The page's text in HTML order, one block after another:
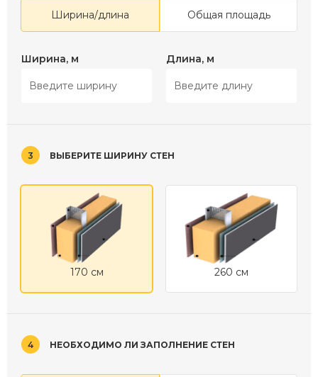
Ширина/длина Общая площадь
Ширина, м Длина, м
3 ВЫБЕРИТЕ ШИРИНУ СТЕН
170 см 260 см
4 НЕОБХОДИМО ЛИ ЗАПОЛНЕНИЕ СТЕН